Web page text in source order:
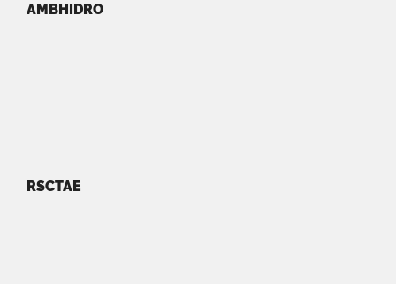
AMBHIDRO
RSCTAE